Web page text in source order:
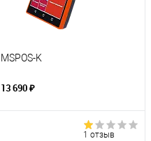
MSPOS-K
13 690 ₽
1 отзыв